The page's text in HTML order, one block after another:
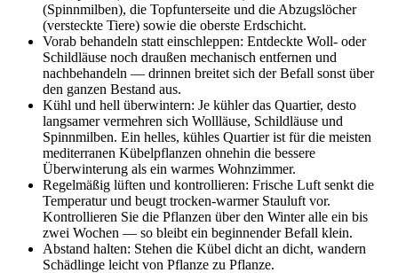
(Spinnmilben), die Topfunterseite und die Abzugslöcher
(versteckte Tiere) sowie die oberste Erdschicht.
Vorab behandeln statt einschleppen: Entdeckte Woll- oder
Schildläuse noch draußen mechanisch entfernen und
nachbehandeln — drinnen breitet sich der Befall sonst über
den ganzen Bestand aus.
Kühl und hell überwintern: Je kühler das Quartier, desto
langsamer vermehren sich Wollläuse, Schildläuse und
Spinnmilben. Ein helles, kühles Quartier ist für die meisten
mediterranen Kübelpflanzen ohnehin die bessere
Überwinterung als ein warmes Wohnzimmer.
Regelmäßig lüften und kontrollieren: Frische Luft senkt die
Temperatur und beugt trocken-warmer Stauluft vor.
Kontrollieren Sie die Pflanzen über den Winter alle ein bis
zwei Wochen — so bleibt ein beginnender Befall klein.
Abstand halten: Stehen die Kübel dicht an dicht, wandern
Schädlinge leicht von Pflanze zu Pflanze.